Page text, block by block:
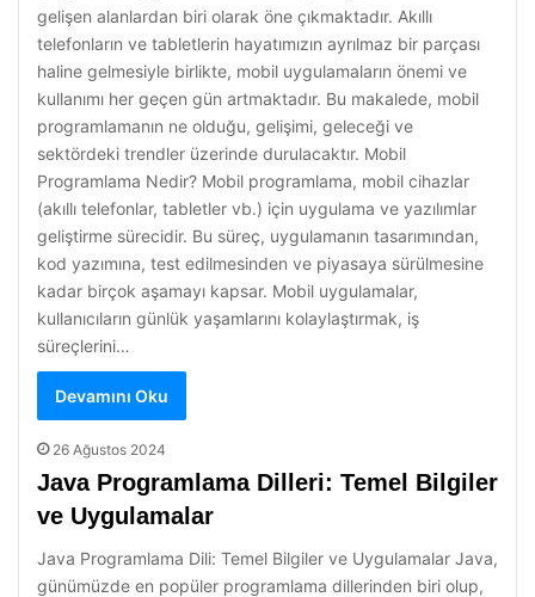
gelişen alanlardan biri olarak öne çıkmaktadır. Akıllı
telefonların ve tabletlerin hayatımızın ayrılmaz bir parçası
haline gelmesiyle birlikte, mobil uygulamaların önemi ve
kullanımı her geçen gün artmaktadır. Bu makalede, mobil
programlamanın ne olduğu, gelişimi, geleceği ve
sektördeki trendler üzerinde durulacaktır. Mobil
Programlama Nedir? Mobil programlama, mobil cihazlar
(akıllı telefonlar, tabletler vb.) için uygulama ve yazılımlar
geliştirme sürecidir. Bu süreç, uygulamanın tasarımından,
kod yazımına, test edilmesinden ve piyasaya sürülmesine
kadar birçok aşamayı kapsar. Mobil uygulamalar,
kullanıcıların günlük yaşamlarını kolaylaştırmak, iş
süreçlerini…
Devamını Oku
26 Ağustos 2024
Java Programlama Dilleri: Temel Bilgiler
ve Uygulamalar
Java Programlama Dili: Temel Bilgiler ve Uygulamalar Java,
günümüzde en popüler programlama dillerinden biri olup,